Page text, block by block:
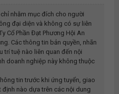
nhằm mục đích cho người
đại diện và không có sự liên
Cổ Phần Đạt Phương Hội An
Các thông tin bản quyền, nhãn
trí tuệ nào liên quan đến nội
doanh nghiệp này không thuộc
tin trước khi ứng tuyển, giao
nào dựa trên các nội dung